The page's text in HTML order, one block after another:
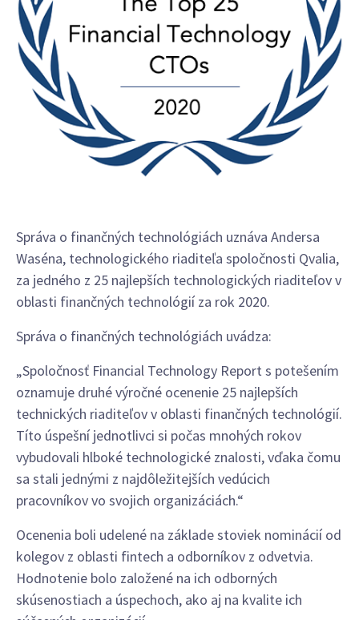
Správa o finančných technológiách uznáva Andersa
Waséna, technologického riaditeľa spoločnosti Qvalia,
za jedného z 25 najlepších technologických riaditeľov v
oblasti finančných technológií za rok 2020.
Správa o finančných technológiách uvádza:
„Spoločnosť Financial Technology Report s potešením
oznamuje druhé výročné ocenenie 25 najlepších
technických riaditeľov v oblasti finančných technológií.
Títo úspešní jednotlivci si počas mnohých rokov
vybudovali hlboké technologické znalosti, vďaka čomu
sa stali jednými z najdôležitejších vedúcich
pracovníkov vo svojich organizáciách.“
Ocenenia boli udelené na základe stoviek nominácií od
kolegov z oblasti fintech a odborníkov z odvetvia.
Hodnotenie bolo založené na ich odborných
skúsenostiach a úspechoch, ako aj na kvalite ich